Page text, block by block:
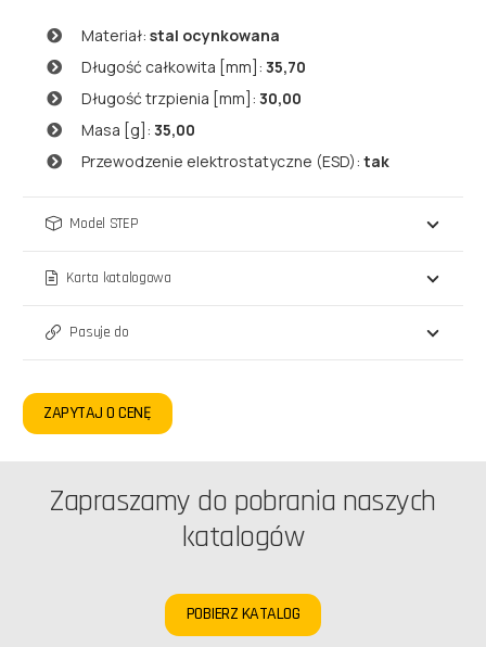
Materiał:stal ocynkowana
Długość całkowita [mm]:35,70
Długość trzpienia [mm]:30,00
Masa [g]:35,00
Przewodzenie elektrostatyczne (ESD):tak
Model STEP
Karta katalogowa
Pasuje do
ZAPYTAJ O CENĘ
Zapraszamy do pobrania naszych
katalogów
POBIERZ KATALOG